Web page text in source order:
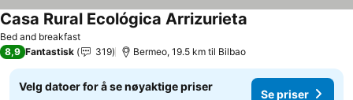
Bed and breakfast
Casa Rural Ecológica Arrizurieta
8,9 Fantastisk 319 Bermeo, 19.5 km til Bilbao
Velg datoer for å se nøyaktige priser
Se priser